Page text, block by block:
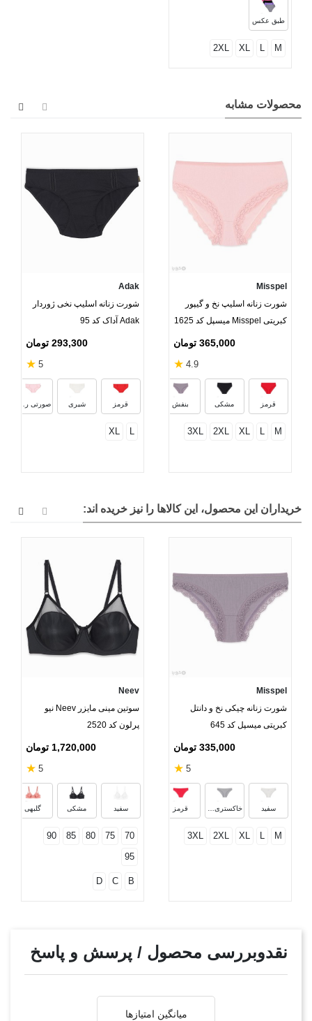
طبق عکس
M
L
XL
2XL
محصولات مشابه
Misspel
شورت زنانه اسلیپ نخ و گیپور
کبریتی Misspel میسپل کد 1625
365,000 تومان
4.9
★
قرمز مشکی بنفش
زیتونی نسکافه‌ای
M
L
XL
2XL
3XL
Adak
شورت زنانه اسلیپ نخی ژوردار
Adak آداک کد 95
293,300 تومان
5
★
قرمز شیری صورتی روشن
L
XL
خریداران این محصول، این کالاها را نیز خریده اند:
Misspel
شورت زنانه چیکی نخ و دانتل
کبریتی میسپل کد 645
335,000 تومان
5
★
سفید خاکستری ملانژ قرمز
M
L
XL
2XL
3XL
Neev
سوتین مینی مایزر Neev نیو
پرلون کد 2520
1,720,000 تومان
5
★
سفید مشکی گلبهی
70
75
80
85
90
95
B
C
D
نقدوبررسی محصول / پرسش و پاسخ
میانگین امتیازها